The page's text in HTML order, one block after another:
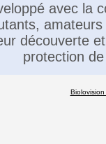
avec la
découverte
protection
Biolovision